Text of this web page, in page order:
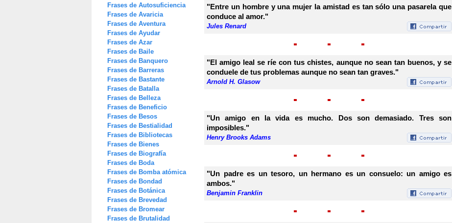
Frases de Autosuficiencia
Frases de Avaricia
Frases de Aventura
Frases de Ayudar
Frases de Azar
Frases de Baile
Frases de Banquero
Frases de Barreras
Frases de Bastante
Frases de Batalla
Frases de Belleza
Frases de Beneficio
Frases de Besos
Frases de Bestialidad
Frases de Bibliotecas
Frases de Bienes
Frases de Biografía
Frases de Boda
Frases de Bomba atómica
Frases de Bondad
Frases de Botánica
Frases de Brevedad
Frases de Bromear
Frases de Brutalidad
"Entre un hombre y una mujer la amistad es tan sólo una pasarela que
conduce al amor."
Jules Renard
"El amigo leal se ríe con tus chistes, aunque no sean tan buenos, y se
conduele de tus problemas aunque no sean tan graves."
Arnold H. Glasow
"Un amigo en la vida es mucho. Dos son demasiado. Tres son
imposibles."
Henry Brooks Adams
"Un padre es un tesoro, un hermano es un consuelo: un amigo es
ambos."
Benjamin Franklin